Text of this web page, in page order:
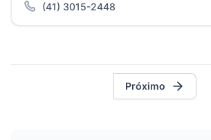
(41) 3015-2448
Próximo